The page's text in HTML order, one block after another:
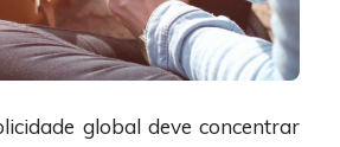
global deve concentrar